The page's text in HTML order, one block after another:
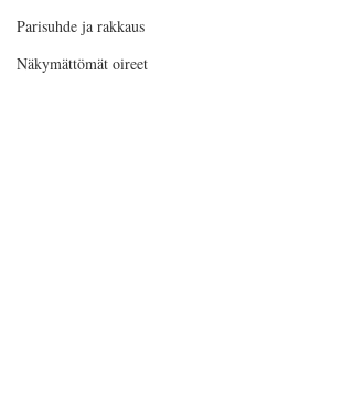
Parisuhde ja rakkaus
Näkymättömät oireet